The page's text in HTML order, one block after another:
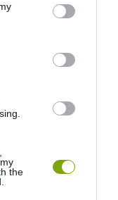
You may click to
party tags to
in below Google
the
TERMÉSZET,
KOMLÓ